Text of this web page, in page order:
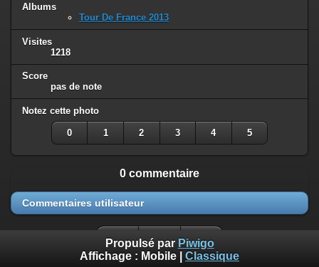
Albums
Tour De France 2013
Visites
1218
Score
pas de note
Notez cette photo
0 1 2 3 4 5
0 commentaire
Commentaires utilisateur
Propulsé par Piwigo
Affichage : Mobile Classique